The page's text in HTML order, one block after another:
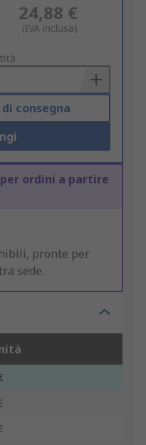
24,88 €
(IVA inclusa)
consegna
per ordini a partire
pronte per
sede.